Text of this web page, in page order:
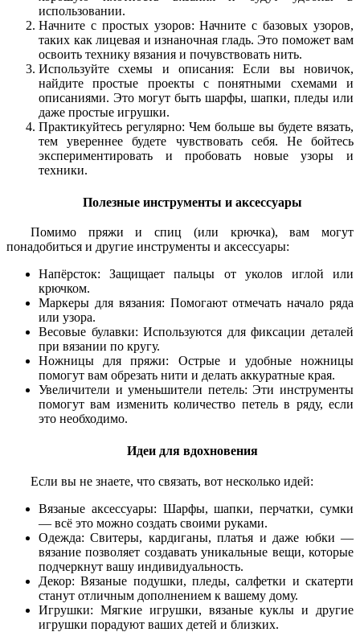
использовании.
Начните с простых узоров: Начните с базовых узоров,
таких как лицевая и изнаночная гладь. Это поможет вам
освоить технику вязания и почувствовать нить.
Используйте схемы и описания: Если вы новичок,
найдите простые проекты с понятными схемами и
описаниями. Это могут быть шарфы, шапки, пледы или
даже простые игрушки.
Практикуйтесь регулярно: Чем больше вы будете вязать,
тем увереннее будете чувствовать себя. Не бойтесь
экспериментировать и пробовать новые узоры и
техники.
Полезные инструменты и аксессуары
Помимо пряжи и спиц (или крючка), вам могут
понадобиться и другие инструменты и аксессуары:
Напёрсток: Защищает пальцы от уколов иглой или
крючком.
Маркеры для вязания: Помогают отмечать начало ряда
или узора.
Весовые булавки: Используются для фиксации деталей
при вязании по кругу.
Ножницы для пряжи: Острые и удобные ножницы
помогут вам обрезать нити и делать аккуратные края.
Увеличители и уменьшители петель: Эти инструменты
помогут вам изменить количество петель в ряду, если
это необходимо.
Идеи для вдохновения
Если вы не знаете, что связать, вот несколько идей:
Вязаные аксессуары: Шарфы, шапки, перчатки, сумки
— всё это можно создать своими руками.
Одежда: Свитеры, кардиганы, платья и даже юбки —
вязание позволяет создавать уникальные вещи, которые
подчеркнут вашу индивидуальность.
Декор: Вязаные подушки, пледы, салфетки и скатерти
станут отличным дополнением к вашему дому.
Игрушки: Мягкие игрушки, вязаные куклы и другие
игрушки порадуют ваших детей и близких.